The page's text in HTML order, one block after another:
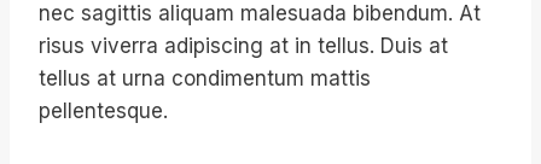
nec sagittis aliquam malesuada bibendum. At
risus viverra adipiscing at in tellus. Duis at
tellus at urna condimentum mattis
pellentesque.